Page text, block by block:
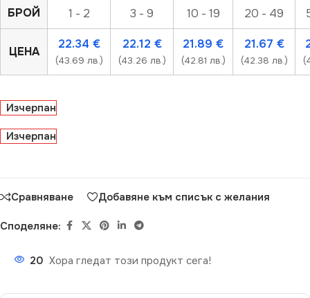
БРОЙ 1 - 2 3 - 9 10 - 19 20 - 49
ЦЕНА
22.34 €
(43.69 лв.)
22.12 €
(43.26 лв.)
21.89 €
(42.81 лв.)
21.67 €
(42.38 лв.)
Изчерпан
Изчерпан
Сравняване Добавяне към списък с желания
Споделяне:
20 Хора гледат този продукт сега!